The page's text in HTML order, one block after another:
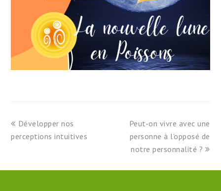
previous
post:
Développer nos
perceptions intuitives
next
post:
Peut-on vivre avec une
personne à l’opposé de
notre personnalité ?